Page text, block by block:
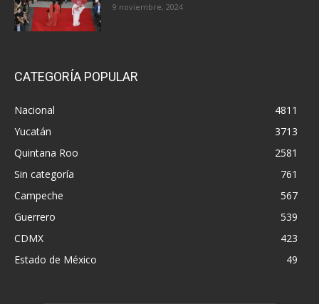
9 noviembre, 2024
CATEGORÍA POPULAR
Nacional
4811
Yucatán
3713
Quintana Roo
2581
Sin categoría
761
Campeche
567
Guerrero
539
CDMX
423
Estado de México
49